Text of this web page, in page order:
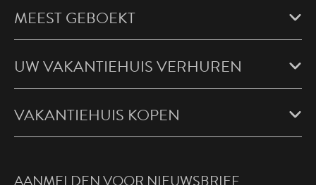
MEEST GEBOEKT
UW VAKANTIEHUIS VERHUREN
VAKANTIEHUIS KOPEN
AANMELDEN VOOR NIEUWSBRIEF